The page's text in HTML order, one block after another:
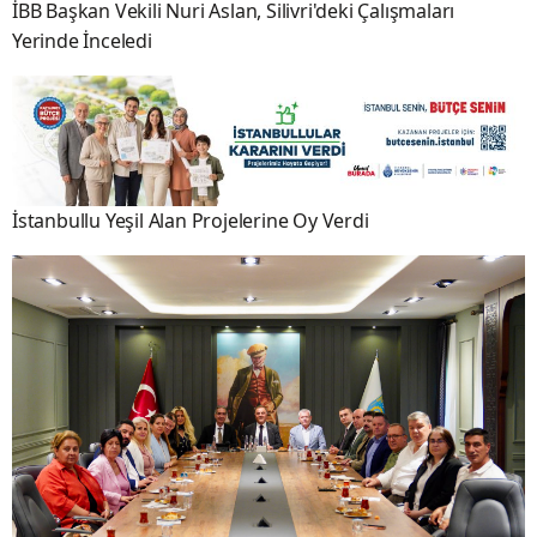
İBB Başkan Vekili Nuri Aslan, Silivri'deki Çalışmaları
Yerinde İnceledi
İstanbullu Yeşil Alan Projelerine Oy Verdi